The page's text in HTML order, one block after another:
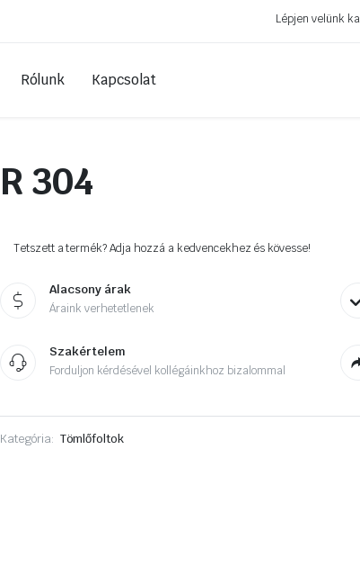
Lépjen velünk
Személyautó szelepek
Teherautó szelepek
Motor szelepek
Egyéb kiegészítő kellékek
Aramid betétes
Vulkanizáló
Rólunk Kapcsolat
R 304
Tetszett a termék? Adja hozzá a kedvencekhez és kövesse!
Alacsony árak
Áraink verhetetlenek
Szakértelem
Forduljon kérdésével kollégáinkhoz bizalommal
Kategória: Tömlőfoltok